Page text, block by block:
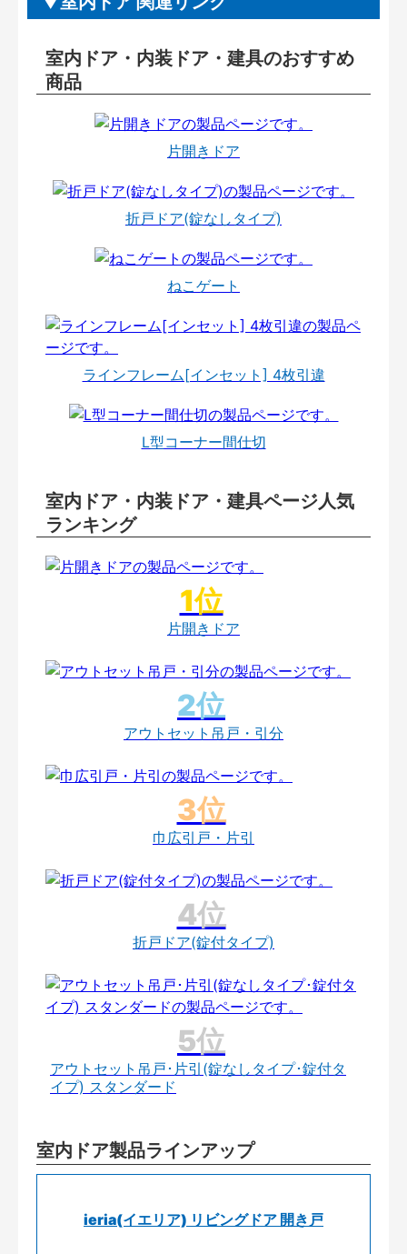
室内ドア・内装ドア・建具のおすすめ
商品
片開きドア
折戸ドア(錠なしタイプ)
ねこゲート
ラインフレーム[インセット] 4枚引違
L型コーナー間仕切
室内ドア・内装ドア・建具ページ人気
ランキング
片開きドア
アウトセット吊戸・引分
巾広引戸・片引
折戸ドア(錠付タイプ)
アウトセット吊戸･片引(錠なしタイプ･錠付タ
イプ) スタンダード
室内ドア製品ラインアップ
ieria(イエリア) リビングドア 開き戸